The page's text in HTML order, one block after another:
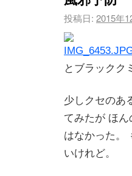
投稿日: 2015年
とブラックク
少しクセのあ
てみたが ほん
はなかった。
いけれど。